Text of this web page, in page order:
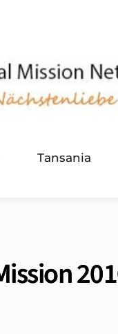
Tansania